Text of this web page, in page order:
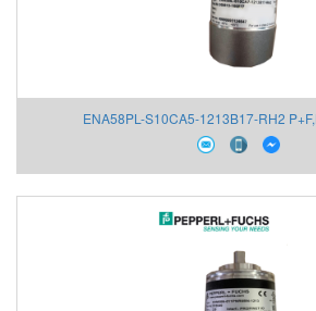
ENA58PL-S10CA5-1213B17-RH2